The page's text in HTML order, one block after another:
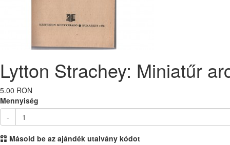
Lytton Strachey: Miniatűr
5.00 RON
Mennyiség
-
Másold be az ajándék utalvány kódot